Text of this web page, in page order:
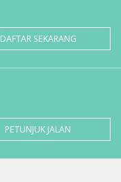
DAFTAR SEKARANG
PETUNJUK JALAN